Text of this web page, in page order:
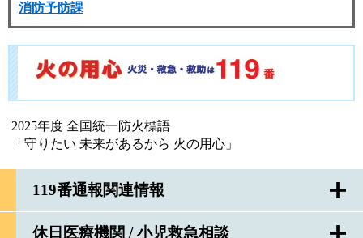
2025年度 全国統一防火標語
「守りたい 未来があるから 火の用心」
119番通報関連情報
休日医療機関 / 小児救急相談
消防予防課